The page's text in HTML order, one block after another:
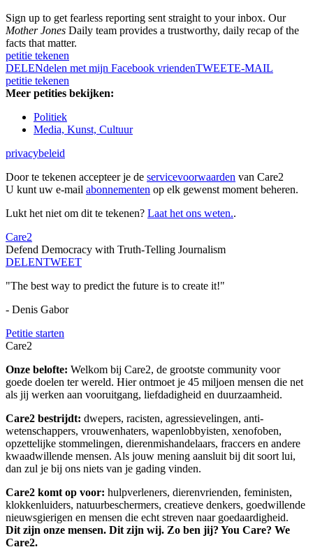
Sign up to get fearless reporting sent straight to your inbox. Our
Mother Jones Daily team provides a trustworthy, daily recap of the
facts that matter.
petitie tekenen
DELENdelen met mijn Facebook vriendenTWEETE-MAIL
petitie tekenen
Meer petities bekijken:
Politiek
Media, Kunst, Cultuur
privacybeleid
Door te tekenen accepteer je de servicevoorwaarden van Care2
U kunt uw e-mail abonnementen op elk gewenst moment beheren.
Lukt het niet om dit te tekenen? Laat het ons weten..
Care2
Defend Democracy with Truth-Telling Journalism
DELENTWEET
"The best way to predict the future is to create it!"
- Denis Gabor
Petitie starten
Care2
Onze belofte: Welkom bij Care2, de grootste community voor
goede doelen ter wereld. Hier ontmoet je 45 miljoen mensen die net
als jij werken aan vooruitgang, liefdadigheid en duurzaamheid.
Care2 bestrijdt: dwepers, racisten, agressievelingen, anti-
wetenschappers, vrouwenhaters, wapenlobbyisten, xenofoben,
opzettelijke stommelingen, dierenmishandelaars, fraccers en andere
kwaadwillende mensen. Als jouw mening aansluit bij dit soort lui,
dan zul je bij ons niets van je gading vinden.
Care2 komt op voor: hulpverleners, dierenvrienden, feministen,
klokkenluiders, natuurbeschermers, creatieve denkers, goedwillende
nieuwsgierigen en mensen die echt streven naar goedaardigheid.
Dit zijn onze mensen. Dit zijn wij. Zo ben jij? You Care? We
Care2.